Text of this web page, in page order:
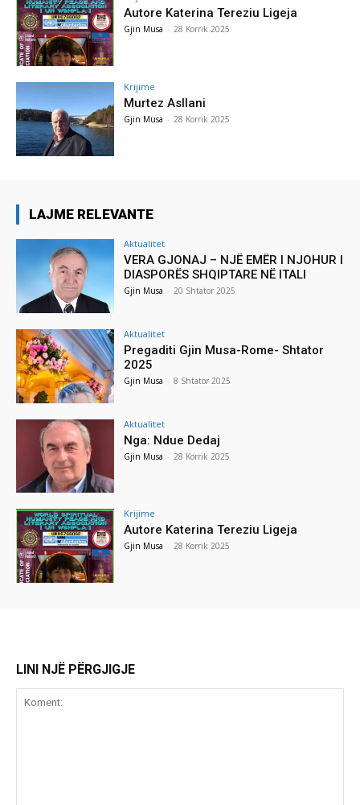
Autore Katerina Tereziu Ligeja
Gjin Musa - 28 Korrik 2025
Krijime
Murtez Asllani
Gjin Musa - 28 Korrik 2025
LAJME RELEVANTE
Aktualitet
VERA GJONAJ – NJË EMËR I NJOHUR I
DIASPORËS SHQIPTARE NË ITALI
Gjin Musa - 20 Shtator 2025
Aktualitet
Pregaditi Gjin Musa-Rome- Shtator
2025
Gjin Musa - 8 Shtator 2025
Aktualitet
Nga: Ndue Dedaj
Gjin Musa - 28 Korrik 2025
Krijime
Autore Katerina Tereziu Ligeja
Gjin Musa - 28 Korrik 2025
LINI NJË PËRGJIGJE